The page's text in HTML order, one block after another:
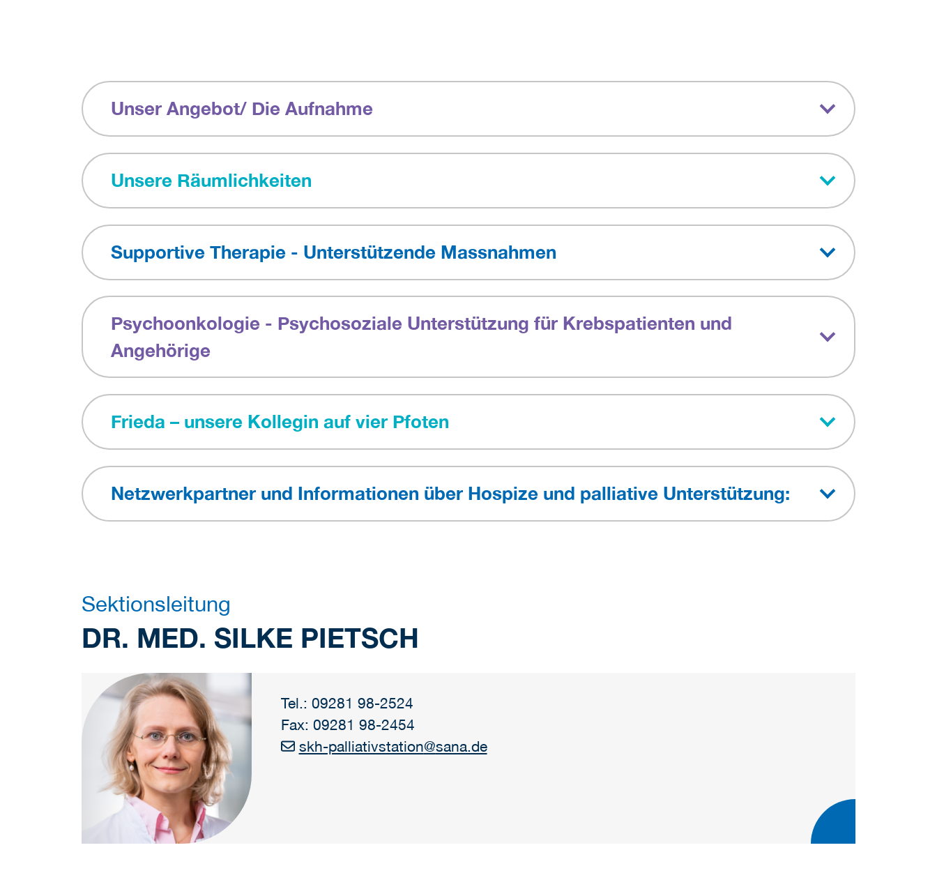
Unser Angebot/ Die Aufnahme
Unsere Räumlichkeiten
Supportive Therapie - Unterstützende Massnahmen
Psychoonkologie - Psychosoziale Unterstützung für Krebspatienten und
Angehörige
Frieda – unsere Kollegin auf vier Pfoten
Netzwerkpartner und Informationen über Hospize und palliative Unterstützung:
Sektionsleitung
DR. MED. SILKE PIETSCH
Tel.: 09281 98-2524
Fax: 09281 98-2454
skh-palliativstation@sana.de